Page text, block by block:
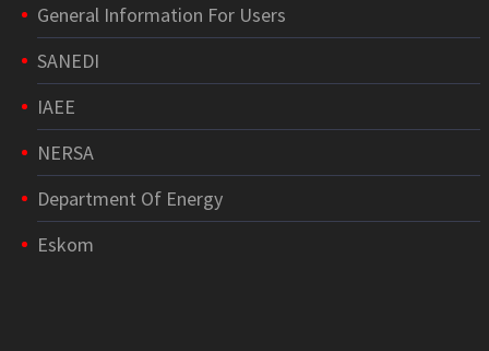
General Information For Users
SANEDI
IAEE
NERSA
Department Of Energy
Eskom